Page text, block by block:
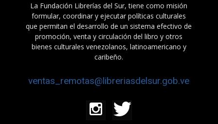
La Fundación Librerías del Sur, tiene como misión
formular, coordinar y ejecutar políticas culturales
que permitan el desarrollo de un sistema efectivo de
promoción, venta y circulación del libro y otros
bienes culturales venezolanos, latinoamericano y
caribeño.
ventas_remotas@libreriasdelsur.gob.ve